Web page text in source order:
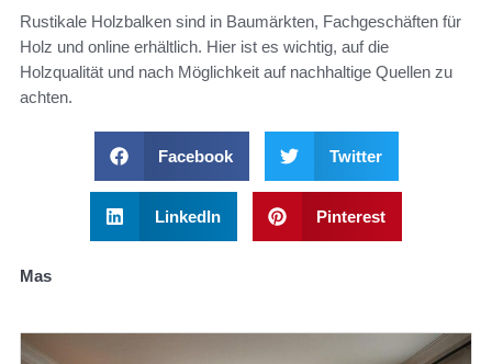
Rustikale Holzbalken sind in Baumärkten, Fachgeschäften für
Holz und online erhältlich. Hier ist es wichtig, auf die
Holzqualität und nach Möglichkeit auf nachhaltige Quellen zu
achten.
Facebook Twitter
LinkedIn Pinterest
Mas